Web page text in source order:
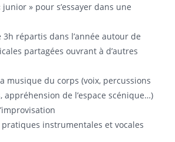
» pour s’essayer dans une
3h répartis dans l’année autour de
partagées ouvrant à d’autres
musique du corps (voix, percussions
appréhension de l’espace scénique…)
instrumentales et vocales